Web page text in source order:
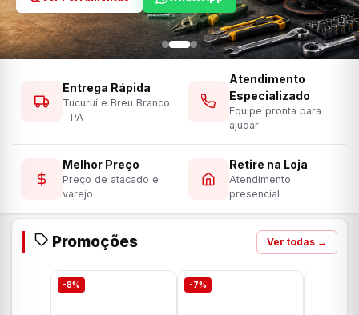
Entrega Rápida
Tucuruí e Breu Branco
- PA
Atendimento
Especializado
Equipe pronta para
ajudar
Melhor Preço
Preço de atacado e
varejo
Retire na Loja
Atendimento
presencial
Promoções Ver todas →
-8% -7%